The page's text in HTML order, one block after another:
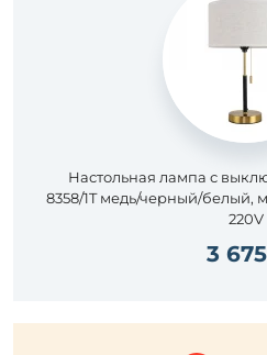
Настольная лампа с
8358/1T медь/черный/белый,
220V
3